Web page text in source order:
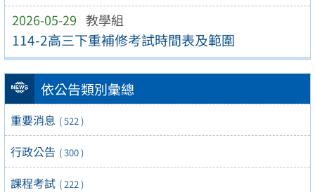
2026-05-29 教學組
114-2高三下重補修考試時間表及範圍
依公告類別彙總
重要消息 ( 522 )
行政公告 ( 300 )
課程考試 ( 222 )